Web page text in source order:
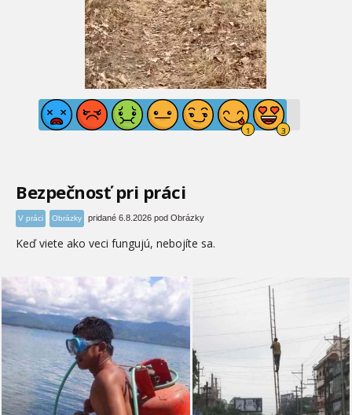
Bezpečnosť pri práci
V práci Obrázky pridané 6.8.2026 pod Obrázky
Keď viete ako veci fungujú, nebojíte sa.